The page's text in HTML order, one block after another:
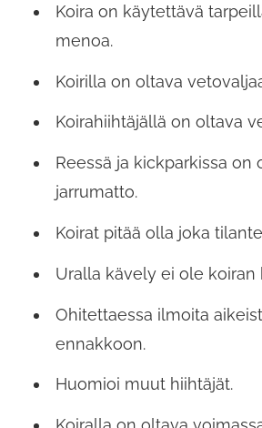
Koira on käytettävä
menoa.
Koirilla on oltava
Koirahiihtäjällä on oltava
Reessä ja kickparkissa on
jarrumatto.
Koirat pitää olla joka
Uralla kävely ei ole koiran
Ohitettaessa ilmoita
ennakkoon.
Huomioi muut hiihtäjät.